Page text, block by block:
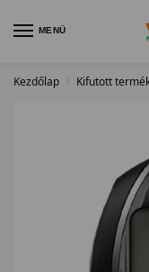
MENÜ
Kezdőlap / Kifutott